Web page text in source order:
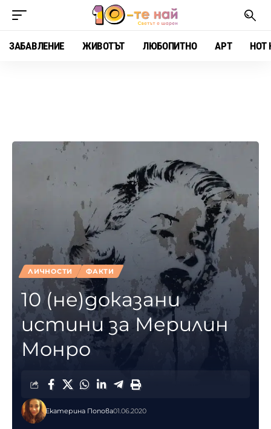
ЗАБАВЛЕНИЕ ЖИВОТЪТ ЛЮБОПИТНО АРТ HOT
ЛИЧНОСТИ ФАКТИ
10 (не)доказани
истини за Мерилин
Монро
Екатерина Попова01.06.2020